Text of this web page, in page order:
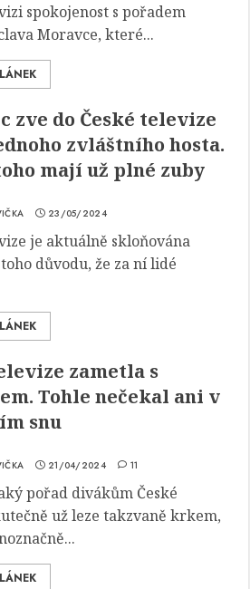
spokojenost s pořadem
Moravce, které...
zve do České televize
zvláštního hosta.
mají už plné zuby
23/05/2024
je aktuálně skloňována
důvodu, že za ní lidé
zametla s
Tohle nečekal ani v
snu
21/04/2024 11
pořad divákům České
už leze takzvaně krkem,